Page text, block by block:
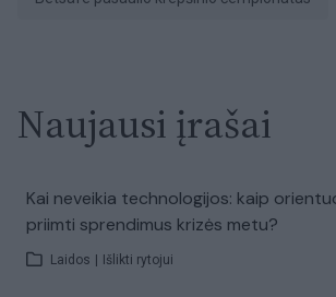
Naujausi įrašai
Kai neveikia technologijos: kaip
priimti sprendimus krizės metu?
Laidos Išlikti rytojui